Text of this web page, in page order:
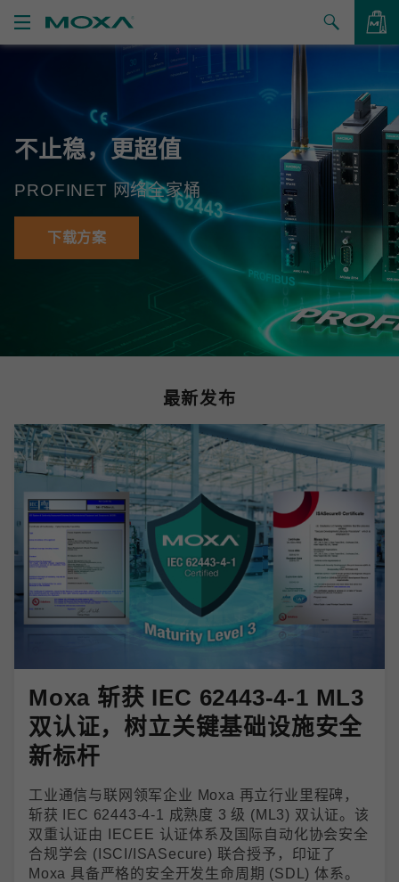
持
何购买
于我们
Moxa
不止稳，更超值
PROFINET 网络全家桶
下载方案
最新发布
Moxa 斩获 IEC 62443-4-1 ML3
双认证，树立关键基础设施安全
新标杆
工业通信与联网领军企业 Moxa 再立行业里程碑，
斩获 IEC 62443-4-1 成熟度 3 级 (ML3) 双认证。该
双重认证由 IECEE 认证体系及国际自动化协会安全
合规学会 (ISCI/ISASecure) 联合授予，印证了
Moxa 具备严格的安全开发生命周期 (SDL) 体系。
查看询价